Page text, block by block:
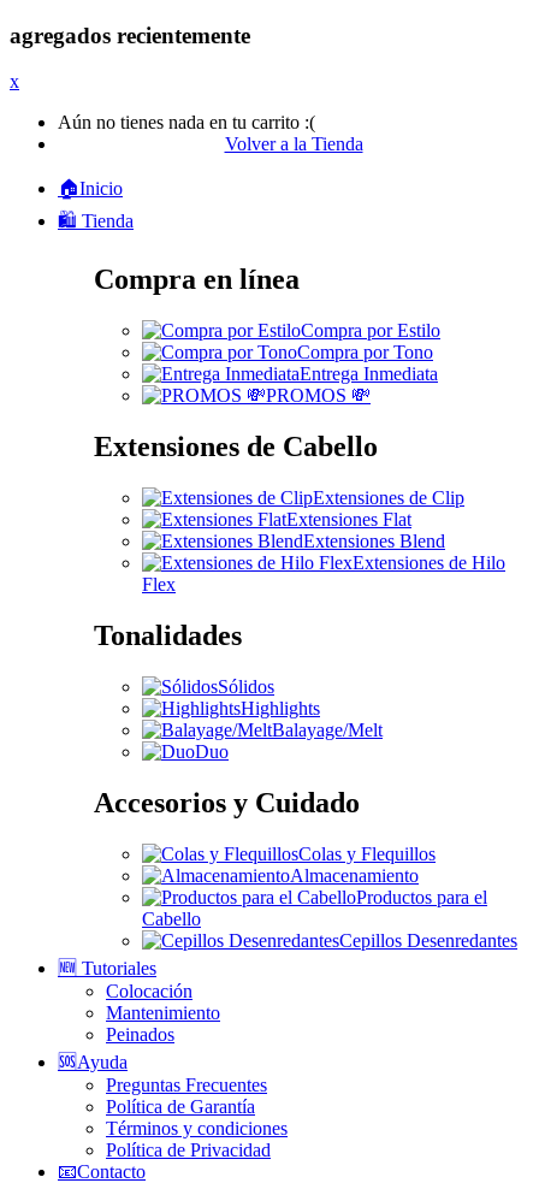
agregados recientemente
x
Aún no tienes nada en tu carrito :(
Volver a la Tienda
🏠Inicio
🛍️ Tienda
Compra en línea
Compra por Estilo
Compra por Tono
Entrega Inmediata
PROMOS 💸
Extensiones de Cabello
Extensiones de Clip
Extensiones Flat
Extensiones Blend
Extensiones de Hilo
Flex
Tonalidades
Sólidos
Highlights
Balayage/Melt
Duo
Accesorios y Cuidado
Colas y Flequillos
Almacenamiento
Productos para el
Cabello
Cepillos Desenredantes
🆕 Tutoriales
Colocación
Mantenimiento
Peinados
🆘Ayuda
Preguntas Frecuentes
Política de Garantía
Términos y condiciones
Política de Privacidad
📧Contacto